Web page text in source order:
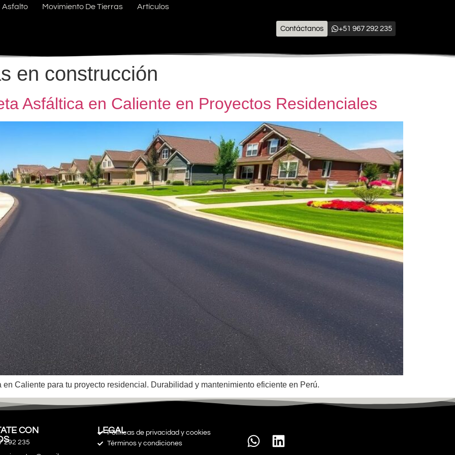
Asfalto Movimiento De Tierras Artículos
Contáctanos +51 967 292 235
en construcción
Asfáltica en Caliente en Proyectos Residenciales
Caliente para tu proyecto residencial. Durabilidad y mantenimiento eficiente en Perú.
CON
292 235
Políticas de privacidad y cookies
Términos y condiciones
LEGAL